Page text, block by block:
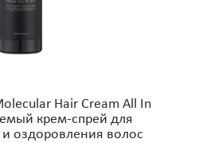
Hair Cream All In
крем-спрей для
оздоровления волос